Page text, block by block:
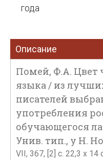
года
Описание
Помей, Ф.A. Цвет
языка / из
писателей
употребления
обучающегося
Унив. тип., у Н.
VII, 367, [2] с. 22,3 х